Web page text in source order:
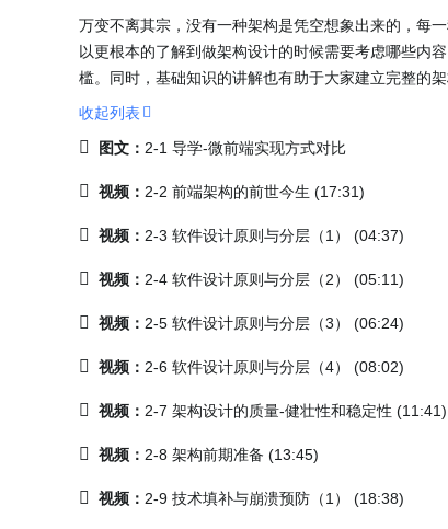
万变不离其宗，没有一种架构是凭空想象出来的，每
以更根本的了解到做架构设计的时候需要考虑哪些内
槛。同时，基础知识的讲解也有助于大家建立完整的架
收起列表
图文： 2-1 导学-微前端实现方式对比
视频： 2-2 前端架构的前世今生 (17:31)
视频： 2-3 软件设计原则与分层（1） (04:37)
视频： 2-4 软件设计原则与分层（2） (05:11)
视频： 2-5 软件设计原则与分层（3） (06:24)
视频： 2-6 软件设计原则与分层（4） (08:02)
视频： 2-7 架构设计的质量-健壮性和稳定性 (11:41)
视频： 2-8 架构前期准备 (13:45)
视频： 2-9 技术填补与崩溃预防（1） (18:38)